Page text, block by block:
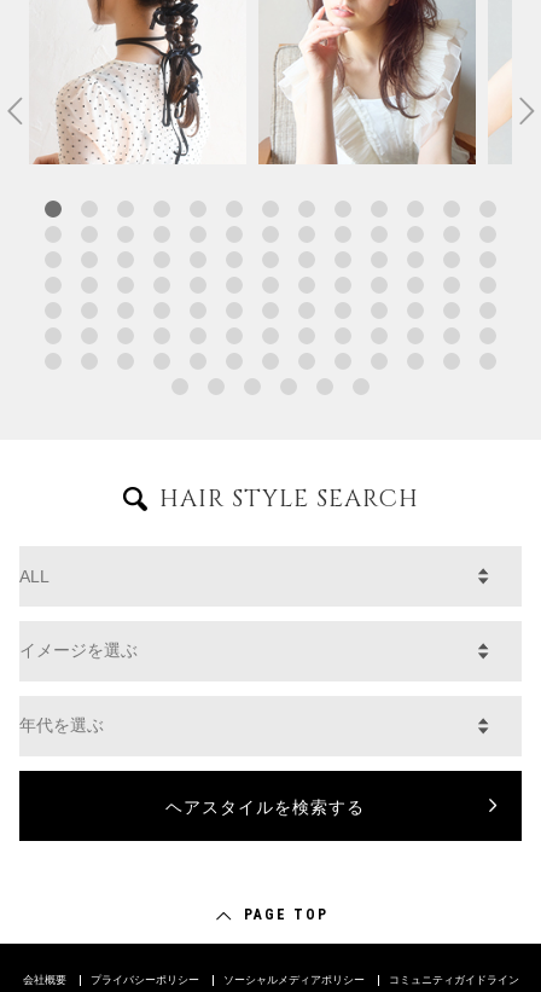
HAIR STYLE SEARCH
PAGE TOP
会社概要 プライバシーポリシー ソーシャルメディアポリシー コミュニティガイドライン